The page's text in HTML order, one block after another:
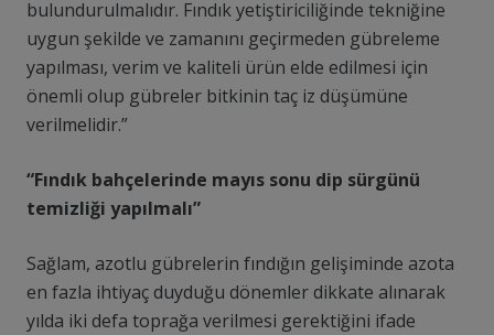
bulundurulmalıdır. Fındık yetiştiriciliğinde tekniğine
uygun şekilde ve zamanını geçirmeden gübreleme
yapılması, verim ve kaliteli ürün elde edilmesi için
önemli olup gübreler bitkinin taç iz düşümüne
verilmelidir.”
“Fındık bahçelerinde mayıs sonu dip sürgünü
temizliği yapılmalı”
Sağlam, azotlu gübrelerin fındığın gelişiminde azota
en fazla ihtiyaç duyduğu dönemler dikkate alınarak
yılda iki defa toprağa verilmesi gerektiğini ifade